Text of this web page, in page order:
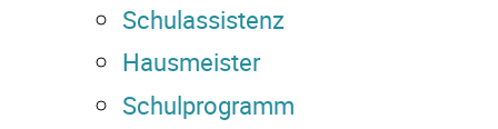
Schulassistenz
Hausmeister
Schulprogramm